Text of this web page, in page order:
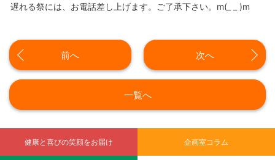
遅れる祭には、お電話差し上げます。ご了承下さい。m(_ _ )m
前へ 次へ
一覧へ
健康と喜びの笑顔をお届け 企画室コラム